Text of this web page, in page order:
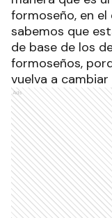
formoseño, en
sabemos que
de base de los
formoseños,
vuelva a
Ads